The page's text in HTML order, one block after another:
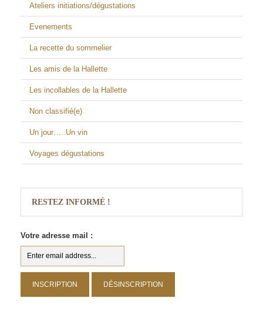
Ateliers initiations/dégustations
Evenements
La recette du sommelier
Les amis de la Hallette
Les incollables de la Hallette
Non classifié(e)
Un jour…..Un vin
Voyages dégustations
RESTEZ INFORMÉ !
Votre adresse mail :